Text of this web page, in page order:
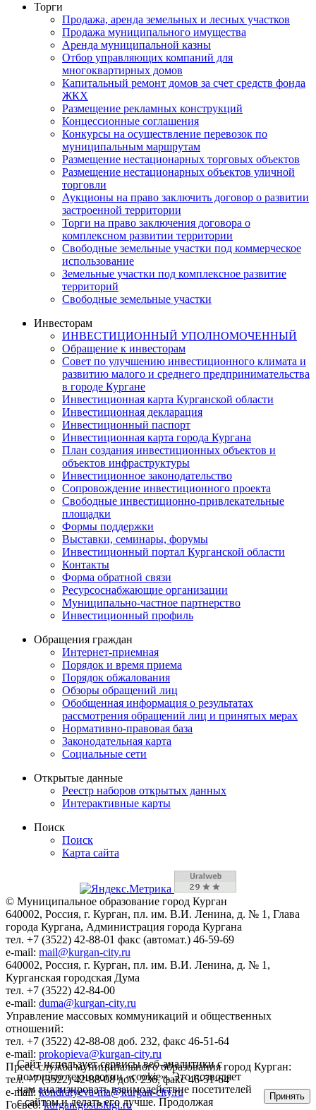
Торги
Продажа, аренда земельных и лесных участков
Продажа муниципального имущества
Аренда муниципальной казны
Отбор управляющих компаний для
многоквартирных домов
Капитальный ремонт домов за счет средств фонда
ЖКХ
Размещение рекламных конструкций
Концессионные соглашения
Конкурсы на осуществление перевозок по
муниципальным маршрутам
Размещение нестационарных торговых объектов
Размещение нестационарных объектов уличной
торговли
Аукционы на право заключить договор о развитии
застроенной территории
Торги на право заключения договора о
комплексном развитии территории
Свободные земельные участки под коммерческое
использование
Земельные участки под комплексное развитие
территорий
Свободные земельные участки
Инвесторам
ИНВЕСТИЦИОННЫЙ УПОЛНОМОЧЕННЫЙ
Обращение к инвесторам
Совет по улучшению инвестиционного климата и
развитию малого и среднего предпринимательства
в городе Кургане
Инвестиционная карта Курганской области
Инвестиционная декларация
Инвестиционный паспорт
Инвестиционная карта города Кургана
План создания инвестиционных объектов и
объектов инфраструктуры
Инвестиционное законодательство
Сопровождение инвестиционного проекта
Свободные инвестиционно-привлекательные
площадки
Формы поддержки
Выставки, семинары, форумы
Инвестиционный портал Курганской области
Контакты
Форма обратной связи
Ресурсоснабжающие организации
Муниципально-частное партнерство
Инвестиционный профиль
Обращения граждан
Интернет-приемная
Порядок и время приема
Порядок обжалования
Обзоры обращений лиц
Обобщенная информация о результатах
рассмотрения обращений лиц и принятых мерах
Нормативно-правовая база
Законодательная карта
Социальные сети
Открытые данные
Реестр наборов открытых данных
Интерактивные карты
Поиск
Поиск
Карта сайта
© Муниципальное образование город Курган
640002, Россия, г. Курган, пл. им. В.И. Ленина, д. № 1, Глава
города Кургана, Администрация города Кургана
тел. +7 (3522) 42-88-01 факс (автомат.) 46-59-69
e-mail: mail@kurgan-city.ru
640002, Россия, г. Курган, пл. им. В.И. Ленина, д. № 1,
Курганская городская Дума
тел. +7 (3522) 42-84-00
e-mail: duma@kurgan-city.ru
Управление массовых коммуникаций и общественных
отношений:
тел. +7 (3522) 42-88-08 доб. 232, факс 46-51-64
e-mail: prokopieva@kurgan-city.ru
Пресс-служба муниципального образования город Курган:
тел. +7 (3522) 42-88-08 доб. 236, факс 46-51-64
e-mail:kondratyeva-ma@kurgan-city.ru
Госвеб:kurgan.gosuslugi.ru
Сайт использует сервисы веб-аналитики с
помощью технологии «cookie». Это позволяет
нам анализировать взаимодействие посетителей
с сайтом и делать его лучше. Продолжая
Принять